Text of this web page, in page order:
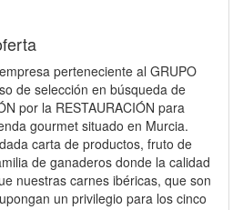
perteneciente al GRUPO
de selección en búsqueda de
por la RESTAURACIÓN para
gourmet situado en Murcia.
carta de productos, fruto de
de ganaderos donde la calidad
nuestras carnes ibéricas, que son
un privilegio para los cinco